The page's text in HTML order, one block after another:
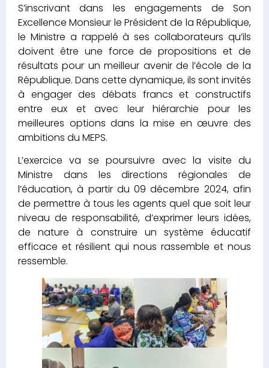
S’inscrivant dans les engagements de Son
Excellence Monsieur le Président de la République,
le Ministre a rappelé à ses collaborateurs qu’ils
doivent être une force de propositions et de
résultats pour un meilleur avenir de l’école de la
République. Dans cette dynamique, ils sont invités
à engager des débats francs et constructifs
entre eux et avec leur hiérarchie pour les
meilleures options dans la mise en œuvre des
ambitions du MEPS.
L’exercice va se poursuivre avec la visite du
Ministre dans les directions régionales de
l’éducation, à partir du 09 décembre 2024, afin
de permettre à tous les agents quel que soit leur
niveau de responsabilité, d’exprimer leurs idées,
de nature à construire un système éducatif
efficace et résilient qui nous rassemble et nous
ressemble.